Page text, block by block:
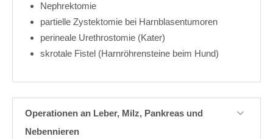
Nephrektomie
partielle Zystektomie bei Harnblasentumoren
perineale Urethrostomie (Kater)
skrotale Fistel (Harnröhrensteine beim Hund)
Operationen an Leber, Milz, Pankreas und
Nebennieren